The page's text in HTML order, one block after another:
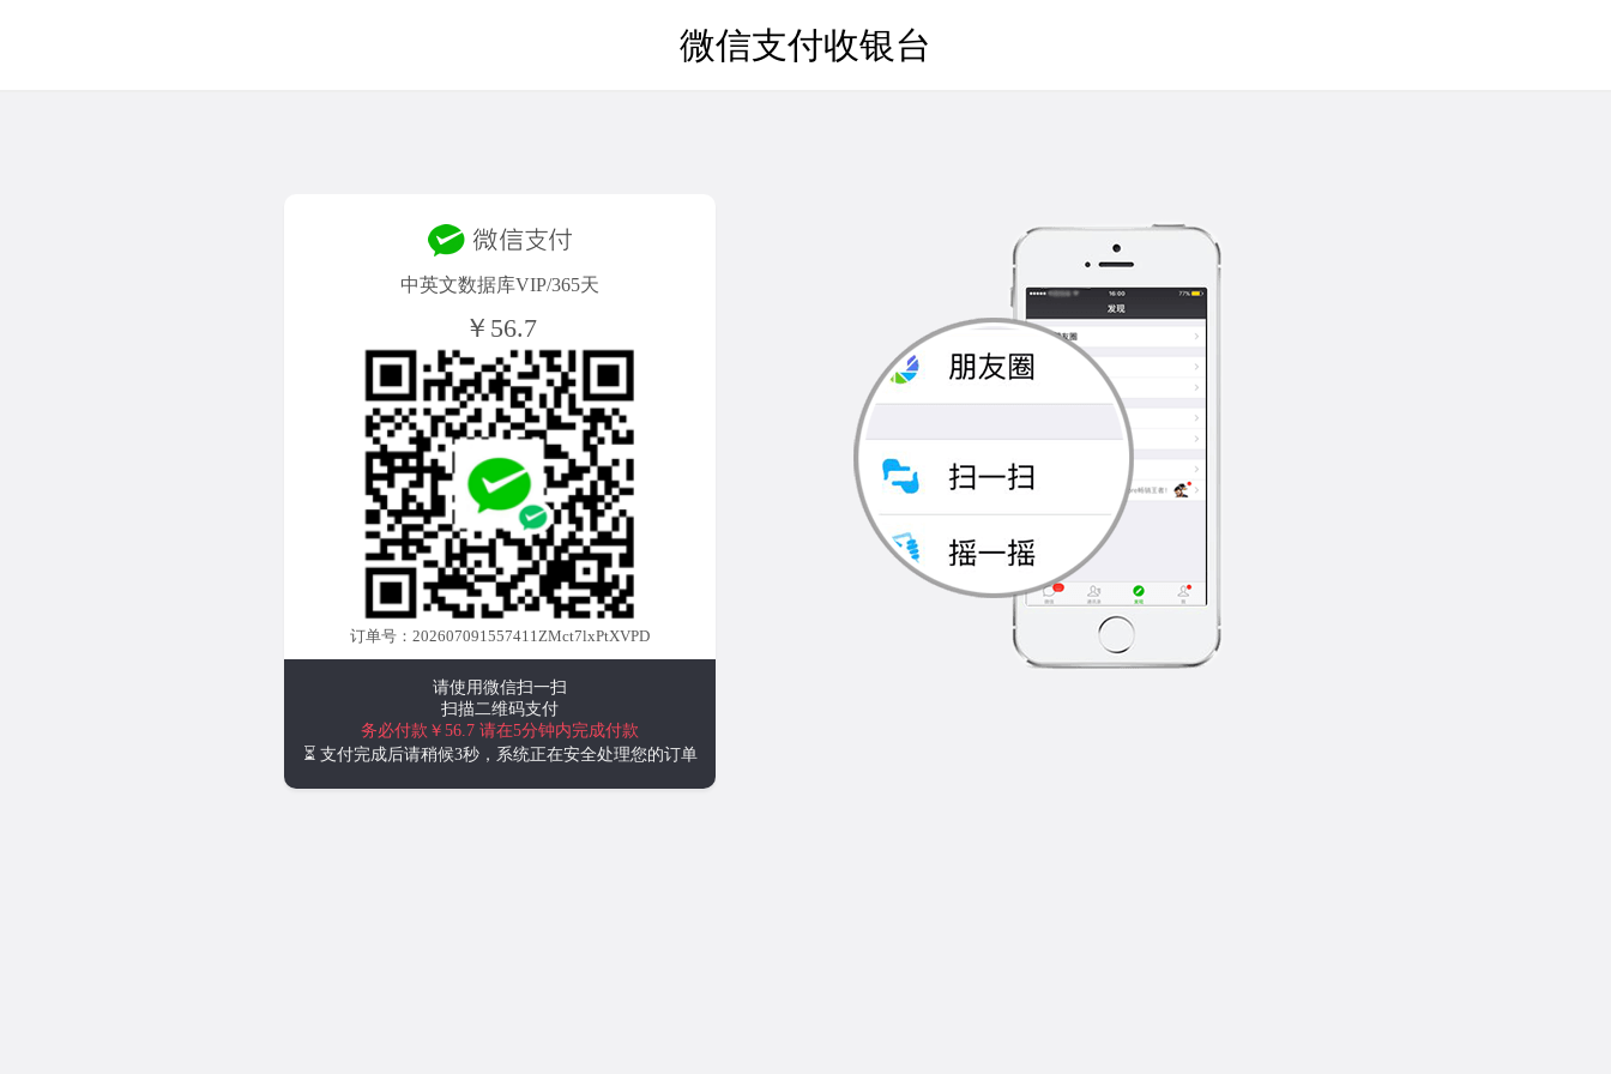
微信支付收银台
中英文数据库VIP/365天
￥56.7
订单号：202607091557411ZMct7lxPtXVPD
请使用微信扫一扫
扫描二维码支付
务必付款￥56.7 请在5分钟内完成付款
⏳ 支付完成后请稍候3秒，系统正在安全处理您的订单